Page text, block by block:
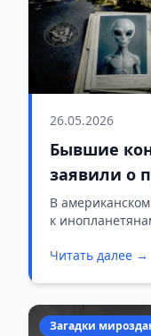
26.05.2026
Бывшие
заявили о
видов
В
к
якобы
Читать далее →
Загадки